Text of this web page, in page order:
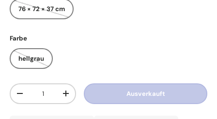
76 × 72 × 37 cm
Farbe
hellgrau
Anzahl
Menge verringernMenge erhöhen Ausverkauft